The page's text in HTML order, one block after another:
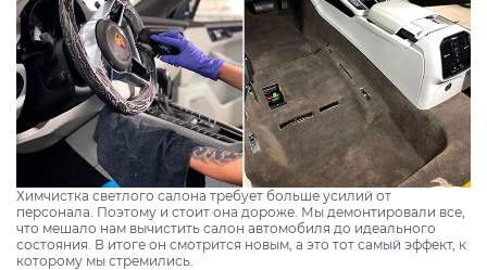
Химчистка светлого салона требует больше усилий от
персонала. Поэтому и стоит она дороже. Мы демонтировали все,
что мешало нам вычистить салон автомобиля до идеального
состояния. В итоге он смотрится новым, а это тот самый эффект, к
которому мы стремились.